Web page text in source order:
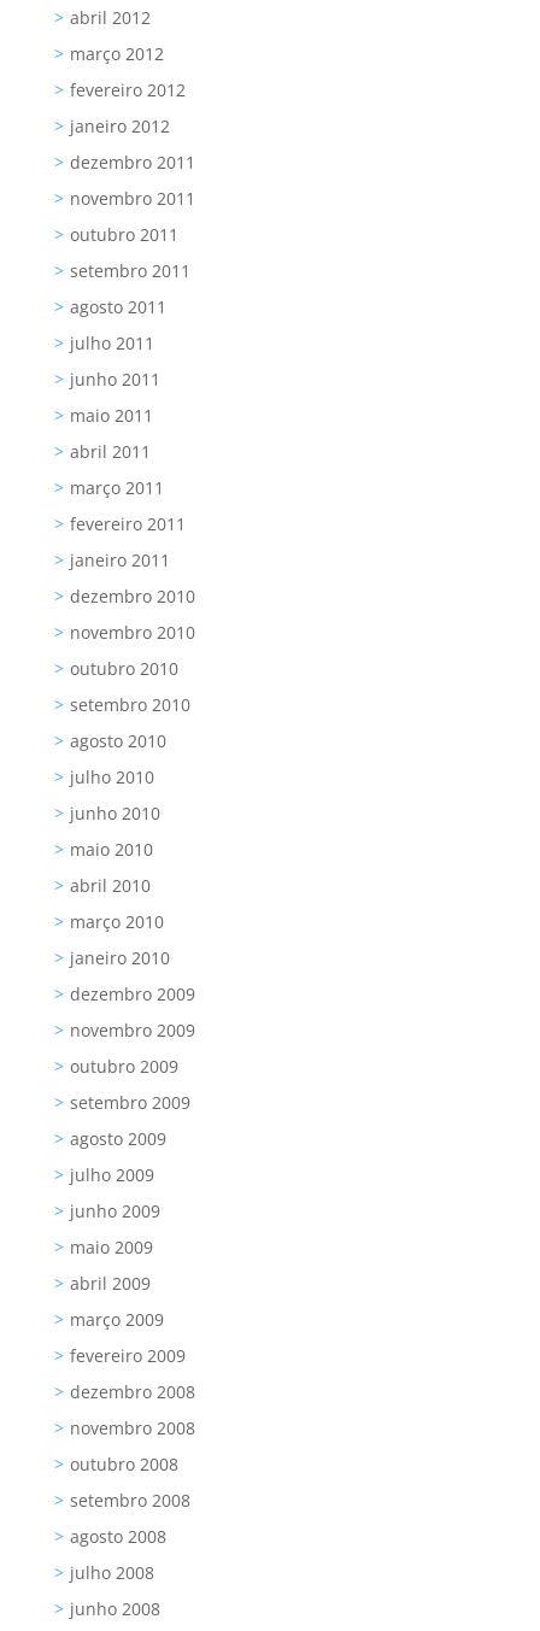
abril 2012
março 2012
fevereiro 2012
janeiro 2012
dezembro 2011
novembro 2011
outubro 2011
setembro 2011
agosto 2011
julho 2011
junho 2011
maio 2011
abril 2011
março 2011
fevereiro 2011
janeiro 2011
dezembro 2010
novembro 2010
outubro 2010
setembro 2010
agosto 2010
julho 2010
junho 2010
maio 2010
abril 2010
março 2010
janeiro 2010
dezembro 2009
novembro 2009
outubro 2009
setembro 2009
agosto 2009
julho 2009
junho 2009
maio 2009
abril 2009
março 2009
fevereiro 2009
dezembro 2008
novembro 2008
outubro 2008
setembro 2008
agosto 2008
julho 2008
junho 2008